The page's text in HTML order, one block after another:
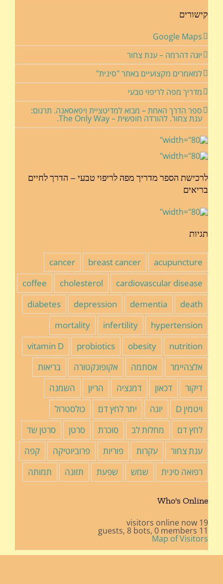
קישורים
Google Maps
יוגה דהרמה – ענת צחור
למאמרים מקצועיים באתר "סינית"
מדריך מפה לריפוי טבעי
ספר הדרך האחת – מבוא למדיטציית ויפאסאנה. תרגום:
ענת צחור. להורדה חופשית – The Only Way.
לרכישת הספר מדריך מפה לריפוי טבעי – הדרך לחיים
בריאים
תגיות
acupuncture
breast cancer
cancer
cardiovascular disease
cholesterol
coffee
death
dementia
depression
diabetes
hypertension
infertility
mortality
nutrition
obesity
probiotics
vitamin D
אלצהיימר
אסתמה אקופונקטורה
בריאות
דיקור
דכאון דמנציה הריון
השמנה
ויטמין D
יוגה יתר לחץ דם
כולסטרול
לחץ דם
מחלות לב סוכרת סרטן
סרטן שד
ענת צחור
עקרות פוריות פרוביוטיקה
קפה
רפואה סינית
שמש שפעת תזונה תמותה
Who's Online
19 visitors online now
11 guests,
8 bots, 0 members
Map of Visitors